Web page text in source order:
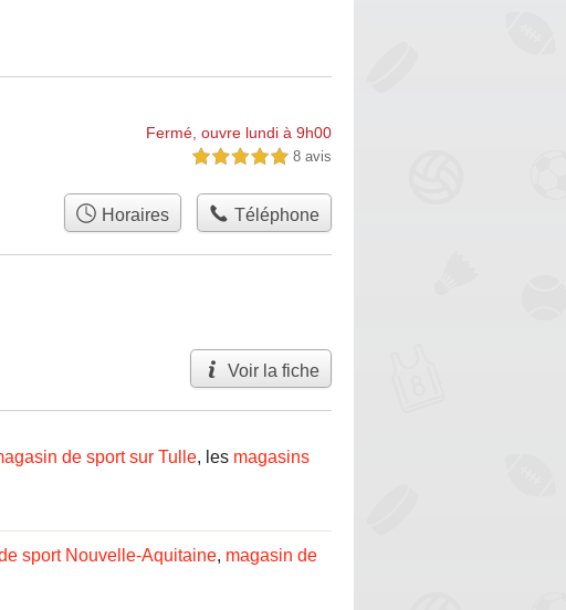
Fermé, ouvre lundi à 9h00
5,0 étoiles sur 5 8 avis
Horaires Téléphone
Voir la fiche
de sport sur Tulle, les magasins
sport Nouvelle-Aquitaine, magasin de